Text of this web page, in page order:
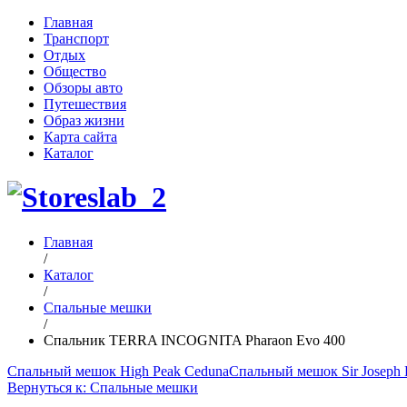
Главная
Транспорт
Отдых
Общество
Обзоры авто
Путешествия
Образ жизни
Карта сайта
Каталог
Главная
/
Каталог
/
Спальные мешки
/
Спальник TERRA INCOGNITA Pharaon Evo 400
Спальный мешок High Peak CedunaСпальный мешок Sir Joseph
Вернуться к: Спальные мешки